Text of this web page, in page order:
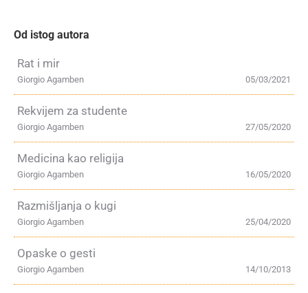
Od istog autora
Rat i mir
05/03/2021
Giorgio Agamben
Rekvijem za studente
27/05/2020
Giorgio Agamben
Medicina kao religija
16/05/2020
Giorgio Agamben
Razmišljanja o kugi
25/04/2020
Giorgio Agamben
Opaske o gesti
14/10/2013
Giorgio Agamben